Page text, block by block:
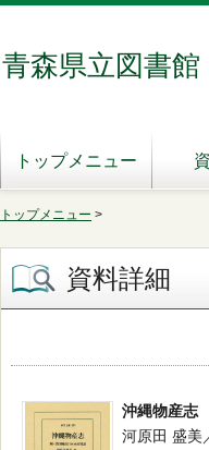
青森県立図書館
トップメニュー
トップメニュー >
資料詳細
沖縄物産志
河原田 盛美